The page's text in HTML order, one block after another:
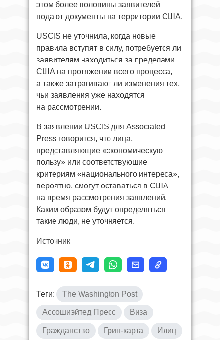
этом более половины заявителей
подают документы на территории США.
USCIS не уточнила, когда новые
правила вступят в силу, потребуется ли
заявителям находиться за пределами
США на протяжении всего процесса,
а также затрагивают ли изменения тех,
чьи заявления уже находятся
на рассмотрении.
В заявлении USCIS для Associated
Press говорится, что лица,
представляющие «экономическую
пользу» или соответствующие
критериям «национального интереса»,
вероятно, смогут оставаться в США
на время рассмотрения заявлений.
Каким образом будут определяться
такие люди, не уточняется.
Источник
Теги: The Washington Post
Ассошиэйтед Пресс Виза
Гражданство Грин-карта Илиц